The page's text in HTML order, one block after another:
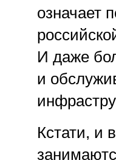
означает
И даже
и
Кстати, и